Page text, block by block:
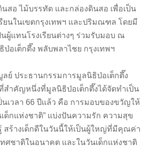
สอ ไม้บรรทัด และกล่องดินสอ เพื่อเป็น
นในเขตกรุงเทพฯ และปริมณฑล โดยมี
ผู้แทนโรงเรียนต่างๆ ร่วมรับมอบ ณ
อเต็กตึ๊ง พลับพลาไชย กรุงเทพฯ
ลย์ ประธานกรรมการมูลนิธิป่อเต็กตึ๊ง
สำคัญหนึ่งที่มูลนิธิป่อเต็กตึ๊งได้จัดทำเป็น
นเวลา 66 ปีแล้ว คือ การมอบของขวัญให้
เด็กแห่งชาติ” แบ่งปันความรัก ความสุข
สร้างเด็กดีในวันนี้ให้เป็นผู้ใหญ่ที่มีคุณค่า
ศชาติในอนาคต และในวันเด็กแห่งชาติ